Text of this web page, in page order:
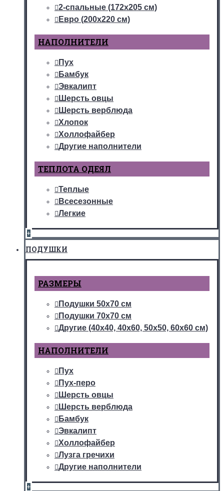
2-спальные (172х205 см)
Евро (200х220 см)
НАПОЛНИТЕЛИ
Пух
Бамбук
Эвкалипт
Шерсть овцы
Шерсть верблюда
Хлопок
Холлофайбер
Другие наполнители
ТЕПЛОТА ОДЕЯЛ
Теплые
Всесезонные
Легкие
+
ПОДУШКИ
РАЗМЕРЫ
Подушки 50х70 см
Подушки 70х70 см
Другие (40х40, 40х60, 50х50, 60х60 см)
НАПОЛНИТЕЛИ
Пух
Пух-перо
Шерсть овцы
Шерсть верблюда
Бамбук
Эвкалипт
Холлофайбер
Лузга гречихи
Другие наполнители
+